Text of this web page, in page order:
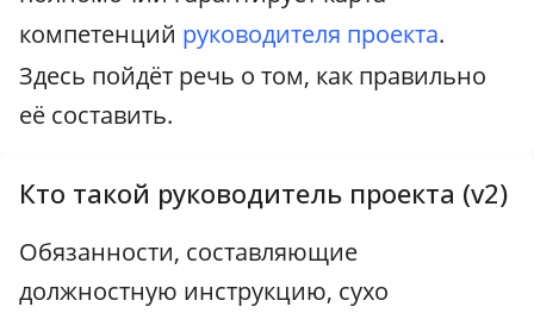
компетенций руководителя проекта.
Здесь пойдёт речь о том, как правильно
её составить.
Кто такой руководитель проекта (v2)
Обязанности, составляющие
должностную инструкцию, сухо